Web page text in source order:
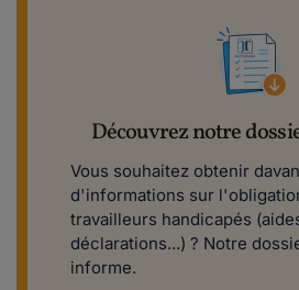
Découvrez notre
Vous souhaitez obtenir
d'informations sur
travailleurs handicapés
déclarations...) ? Notre
informe.